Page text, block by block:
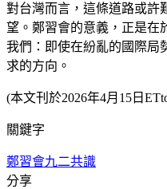
對台灣而言，這條道路或許
望。鄭習會的意義，正是在
我們：即使在紛亂的國際局
求的方向。
(本文刊於2026年4月15日
關鍵字
鄭習會九二共識
分享